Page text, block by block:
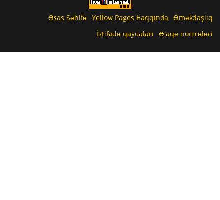
Əsas Səhifə Yellow Pages Haqqında Əməkdaşlıq
İstifadə qaydaları Əlaqə nömrələri